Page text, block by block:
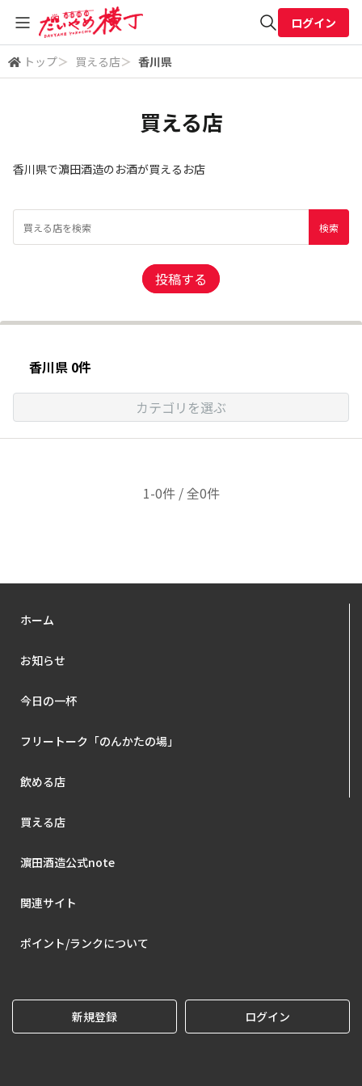
全体検索
ログイン
トップ＞ 買える店＞ 香川県
買える店
香川県で濵田酒造のお酒が買えるお店
投稿する
香川県 0件
カテゴリを選ぶ
1-0件 / 全0件
ホーム
お知らせ
今日の一杯
フリートーク「のんかたの場」
飲める店
買える店
濵田酒造公式note
関連サイト
ポイント/ランクについて
新規登録 ログイン